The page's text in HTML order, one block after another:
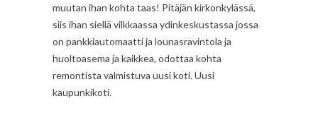
muutan ihan kohta taas! Pitäjän kirkonkylässä,
siis ihan siellä vilkkaassa ydinkeskustassa jossa
on pankkiautomaatti ja lounasravintola ja
huoltoasema ja kaikkea, odottaa kohta
remontista valmistuva uusi koti. Uusi
kaupunkikoti.